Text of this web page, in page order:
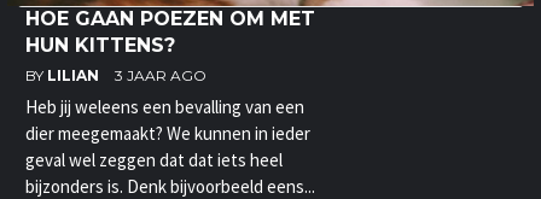
HOE GAAN POEZEN OM MET
HUN KITTENS?
BY LILIAN 3 JAAR AGO
Heb jij weleens een bevalling van een
dier meegemaakt? We kunnen in ieder
geval wel zeggen dat dat iets heel
bijzonders is. Denk bijvoorbeeld eens...